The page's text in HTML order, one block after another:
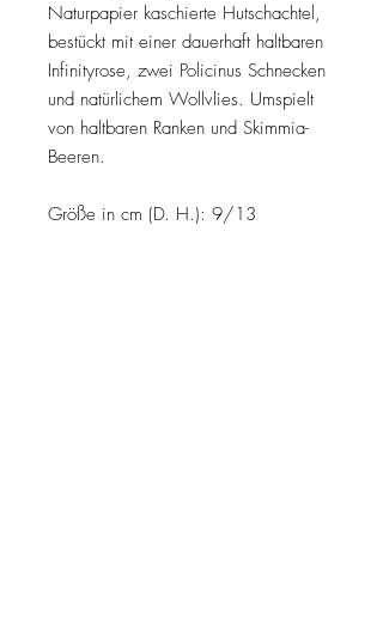
Naturpapier kaschierte Hutschachtel,
bestückt mit einer dauerhaft haltbaren
Infinityrose, zwei Policinus Schnecken
und natürlichem Wollvlies. Umspielt
von haltbaren Ranken und Skimmia-
Beeren.
Größe in cm (D. H.): 9/13